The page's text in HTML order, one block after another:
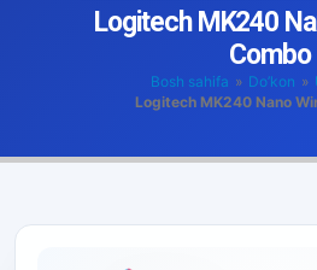
Logitech MK240
Combo
Bosh sahifa » Do’kon »
Logitech MK240 Nano